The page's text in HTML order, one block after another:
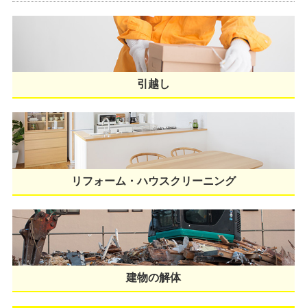
引越し
リフォーム・ハウスクリーニング
建物の解体